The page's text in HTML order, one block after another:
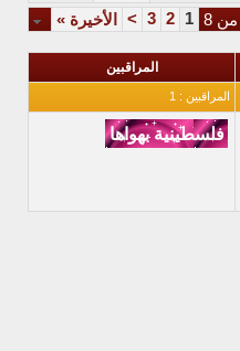
1
2
3
> الأخيرة »
المراقبين
المراقبين : 1